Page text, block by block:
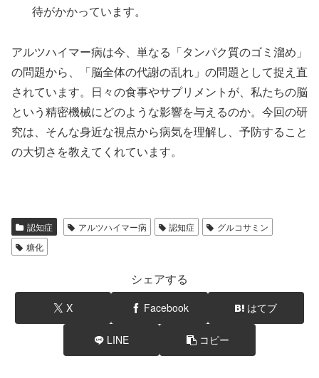
待がかかっています。
アルツハイマー病は今、単なる「タンパク質のゴミ溜め」
の問題から、「脳全体の代謝の乱れ」の問題として捉え直
されています。日々の食事やサプリメントが、私たちの脳
という精密機械にどのような影響を与えるのか。今回の研
究は、そんな身近な視点から病気を理解し、予防すること
の大切さを教えてくれています。
認知症 アルツハイマー病 認知症
グルコサミン
糖化
シェアする
X Facebook はてブ
LINE コピー